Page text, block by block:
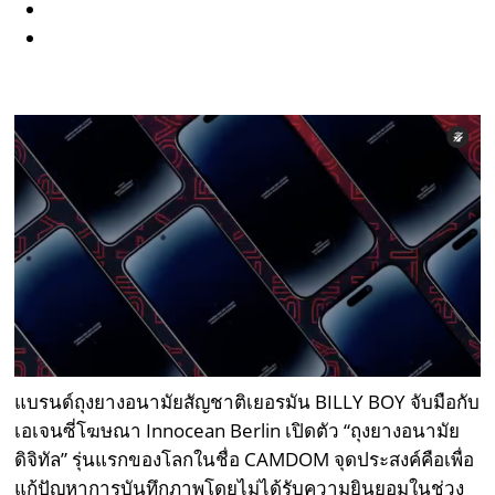
แบรนด์ถุงยางอนามัยสัญชาติเยอรมัน BILLY BOY จับมือกับ
เอเจนซี่โฆษณา Innocean Berlin เปิดตัว “ถุงยางอนามัย
ดิจิทัล” รุ่นแรกของโลกในชื่อ CAMDOM จุดประสงค์คือเพื่อ
แก้ปัญหาการบันทึกภาพโดยไม่ได้รับความยินยอมในช่วง